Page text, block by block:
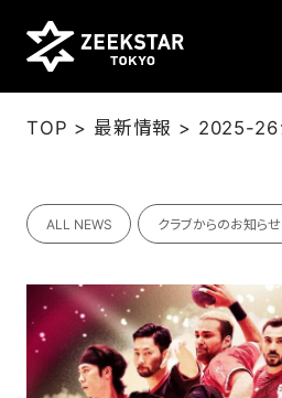
NEWS
TEAM
SCHEDULE
TOP > 最新情報 >
ALL NEWS クラブからのお知らせ